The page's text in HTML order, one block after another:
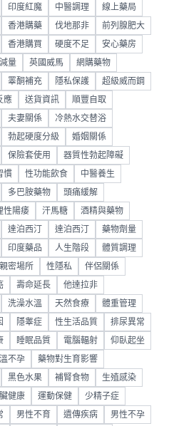
印度紅魔 中醫調理 線上藥局
香港購藥 伐地那非 前列腺肥大
香港購買 硬度不足 安心藥房
量 英國威馬 網購藥物
睪酮補充 隱私保護 超級威而鋼
應 送貨資訊 順豐自取
夫妻關係 冷熱水交替浴
勃起硬度分級 婚姻關係
保險套使用 器質性勃起障礙
慣 性功能飲食 中醫養生
多巴胺藥物 頭痛緩解
性陽痿 汗馬糖 酒精與藥物
達泊西汀 達泊西汀 藥物劑量
印度藥品 人生階段 體質調理
親密場所 性隱私 伴侶關係
壽命延長 他達拉非
洗澡水溫 天然食療 體重管理
隱睾症 性生活品質 排尿異常
睡眠品質 電腦輻射 仰臥起坐
不孕 藥物對生育影響
黑色水果 補腎食物 生殖感染
健康 運動保健 少精子症
男性不育 遺傳疾病 男性不孕